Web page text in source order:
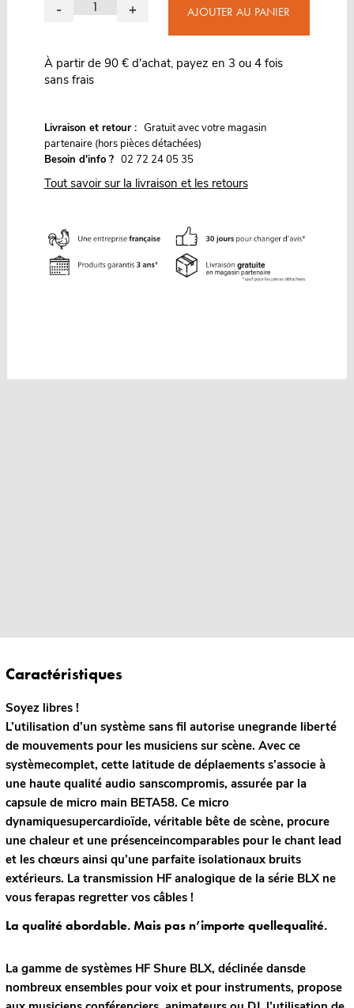
- + AJOUTER AU PANIER
À partir de 90 € d'achat, payez en 3 ou 4 fois
sans frais
Livraison et retour : Gratuit avec votre magasin
partenaire (hors pièces détachées)
Besoin d'info ? 02 72 24 05 35
Tout savoir sur la livraison et les retours
Caractéristiques
Soyez libres !
L’utilisation d’un système sans fil autorise unegrande liberté
de mouvements pour les musiciens sur scène. Avec ce
systèmecomplet, cette latitude de déplaements s’associe à
une haute qualité audio sanscompromis, assurée par la
capsule de micro main BETA58. Ce micro
dynamiquesupercardioïde, véritable bête de scène, procure
une chaleur et une présenceincomparables pour le chant lead
et les chœurs ainsi qu’une parfaite isolationaux bruits
extérieurs. La transmission HF analogique de la série BLX ne
vous ferapas regretter vos câbles !
La qualité abordable. Mais pas n’importe quellequalité.
La gamme de systèmes HF Shure BLX, déclinée dansde
nombreux ensembles pour voix et pour instruments, propose